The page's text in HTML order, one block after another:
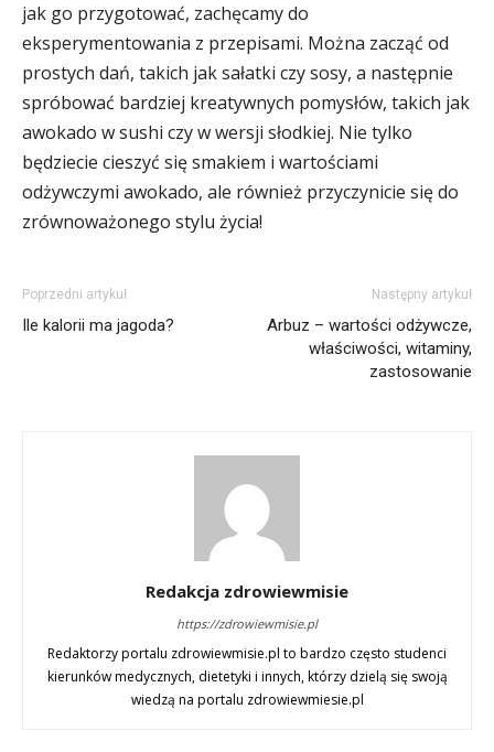
jak go przygotować, zachęcamy do
eksperymentowania z przepisami. Można zacząć od
prostych dań, takich jak sałatki czy sosy, a następnie
spróbować bardziej kreatywnych pomysłów, takich jak
awokado w sushi czy w wersji słodkiej. Nie tylko
będziecie cieszyć się smakiem i wartościami
odżywczymi awokado, ale również przyczynicie się do
zrównoważonego stylu życia!
Poprzedni artykuł
Ile kalorii ma jagoda?
Następny artykuł
Arbuz – wartości odżywcze,
właściwości, witaminy,
zastosowanie
Redakcja zdrowiewmisie
https://zdrowiewmisie.pl
Redaktorzy portalu zdrowiewmisie.pl to bardzo często studenci
kierunków medycznych, dietetyki i innych, którzy dzielą się swoją
wiedzą na portalu zdrowiewmiesie.pl